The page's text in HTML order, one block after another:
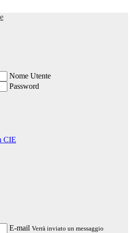
Nome Utente
Password
CIE
E-mail Verrà inviato un messaggio